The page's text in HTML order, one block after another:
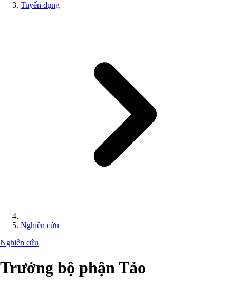
Tuyển dụng
Nghiên cứu
Nghiên cứu
Trưởng bộ phận Tảo